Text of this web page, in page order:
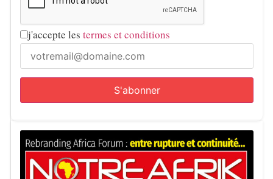
j'accepte les termes et conditions